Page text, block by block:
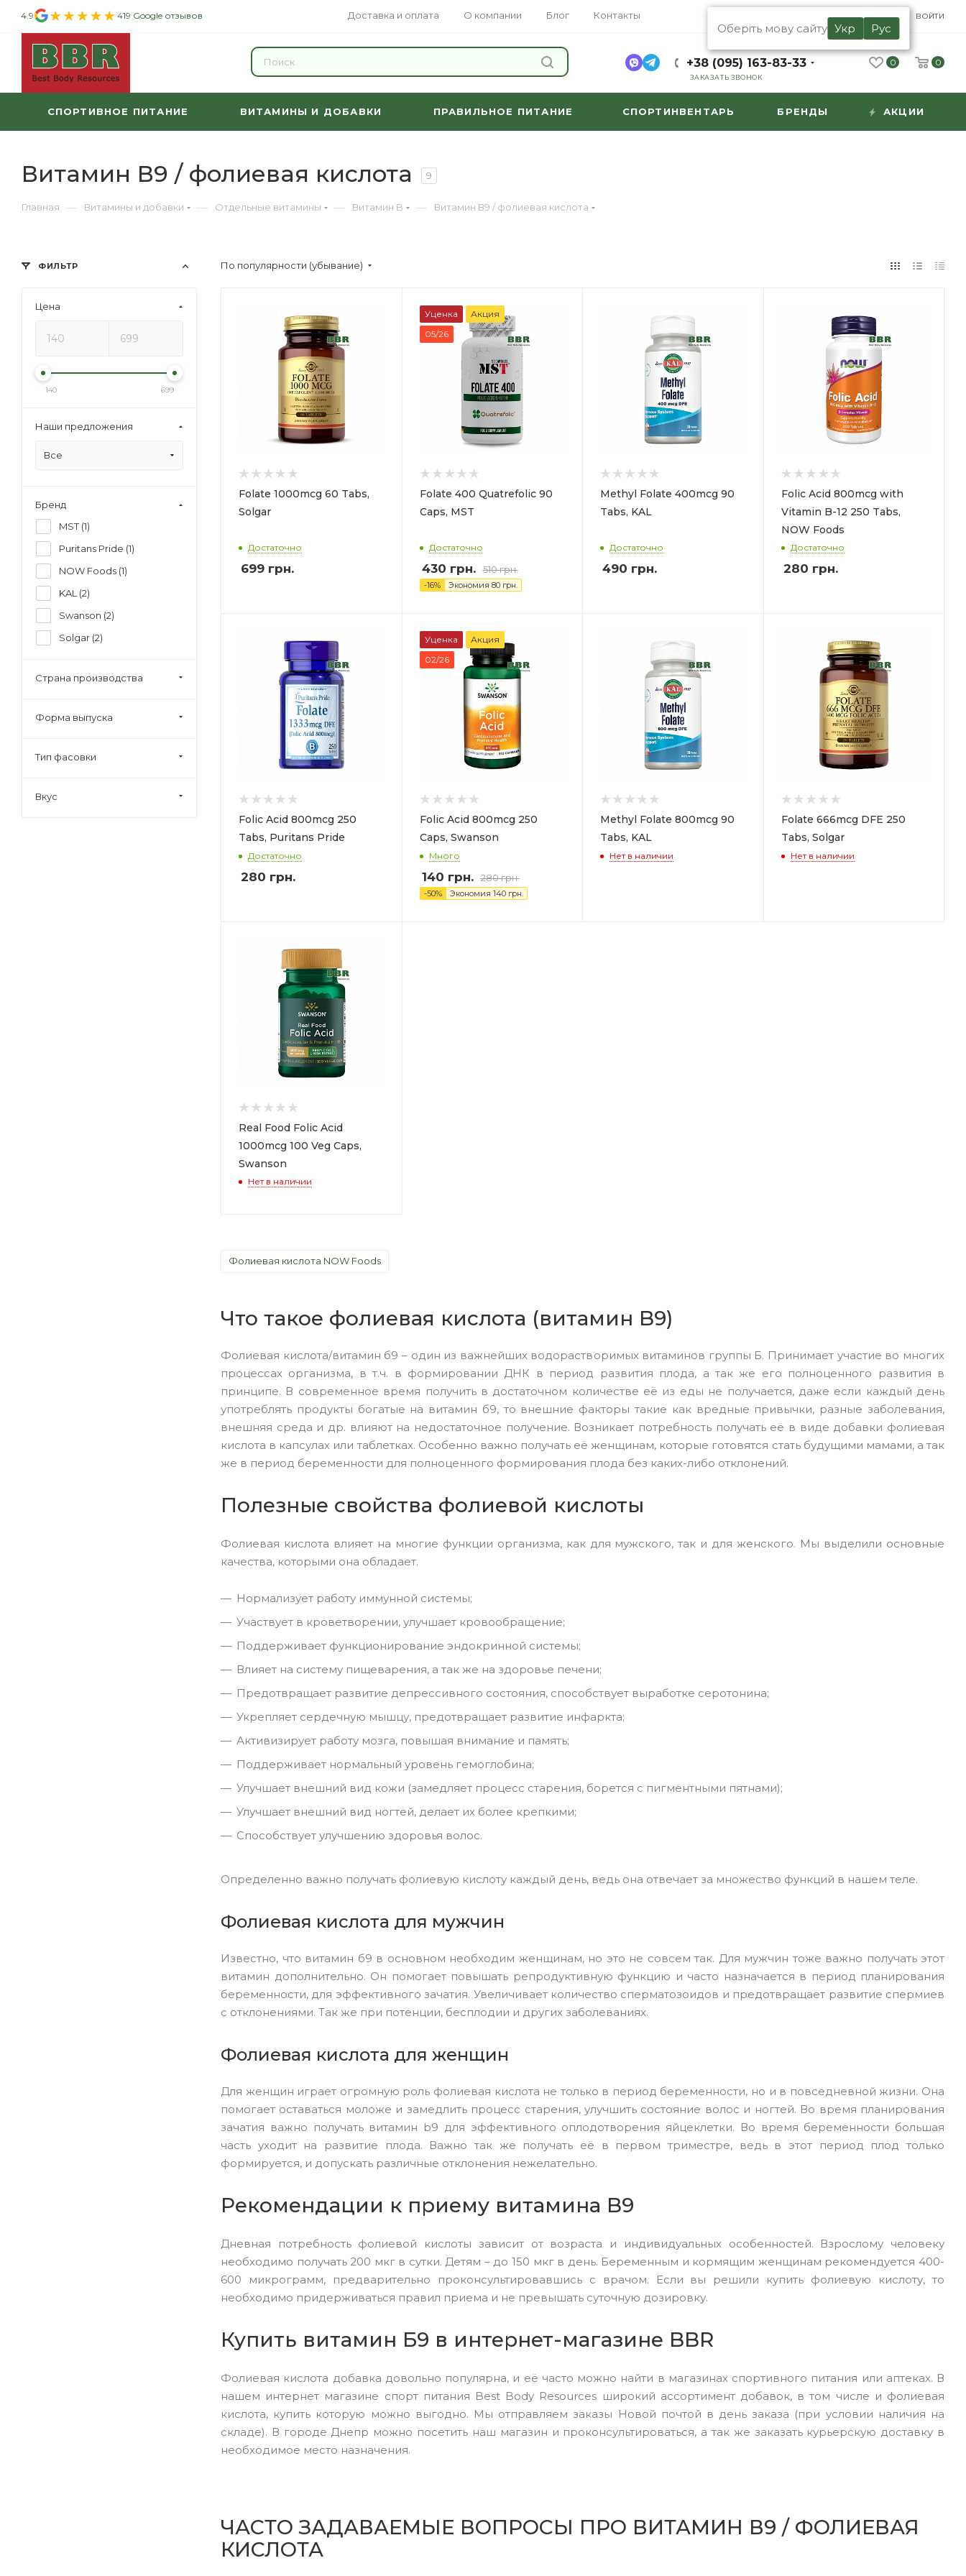
Доставка и оплата О компании Блог Контакты
4.9 419 Google отзывов RU
Оберіть мову сайту Укр Рус
ВОЙТИ
+38 (095) 163-83-33
ЗАКАЗАТЬ ЗВОНОК
0 0
СПОРТИВНОЕ ПИТАНИЕ ВИТАМИНЫ И ДОБАВКИ ПРАВИЛЬНОЕ ПИТАНИЕ СПОРТИНВЕНТАРЬ БРЕНДЫ АКЦИИ
Витамин В9 / фолиевая кислота 9
Главная — Витамины и добавки — Отдельные витамины — Витамин B — Витамин В9 / фолиевая кислота
По популярности (убывание)
Folate 1000mcg 60 Tabs,
Solgar
Достаточно
699 грн.
Уценка
Акция
05/26
Folate 400 Quatrefolic 90
Caps, MST
Достаточно
430 грн. 510грн.
-16% Экономия 80грн.
Methyl Folate 400mcg 90
Tabs, KAL
Достаточно
490 грн.
Folic Acid 800mcg with
Vitamin B-12 250 Tabs,
NOW Foods
Достаточно
280 грн.
Folic Acid 800mcg 250
Tabs, Puritans Pride
Достаточно
280 грн.
Уценка
Акция
02/26
Folic Acid 800mcg 250
Caps, Swanson
Много
140 грн. 280грн.
-50% Экономия 140грн.
Methyl Folate 800mcg 90
Tabs, KAL
Нет в наличии
Folate 666mcg DFE 250
Tabs, Solgar
Нет в наличии
Real Food Folic Acid
1000mcg 100 Veg Caps,
Swanson
Нет в наличии
Фолиевая кислота NOW Foods
Что такое фолиевая кислота (витамин B9)
Фолиевая кислота/витамин б9 – один из важнейших водорастворимых витаминов группы Б. Принимает участие во многих
процессах организма, в т.ч. в формировании ДНК в период развития плода, а так же его полноценного развития в
принципе. В современное время получить в достаточном количестве её из еды не получается, даже если каждый день
употреблять продукты богатые на витамин б9, то внешние факторы такие как вредные привычки, разные заболевания,
внешняя среда и др. влияют на недостаточное получение. Возникает потребность получать её в виде добавки фолиевая
кислота в капсулах или таблетках. Особенно важно получать её женщинам, которые готовятся стать будущими мамами, а так
же в период беременности для полноценного формирования плода без каких-либо отклонений.
Полезные свойства фолиевой кислоты
Фолиевая кислота влияет на многие функции организма, как для мужского, так и для женского. Мы выделили основные
качества, которыми она обладает.
Нормализует работу иммунной системы;
Участвует в кроветворении, улучшает кровообращение;
Поддерживает функционирование эндокринной системы;
Влияет на систему пищеварения, а так же на здоровье печени;
Предотвращает развитие депрессивного состояния, способствует выработке серотонина;
Укрепляет сердечную мышцу, предотвращает развитие инфаркта;
Активизирует работу мозга, повышая внимание и память;
Поддерживает нормальный уровень гемоглобина;
Улучшает внешний вид кожи (замедляет процесс старения, борется с пигментными пятнами);
Улучшает внешний вид ногтей, делает их более крепкими;
Способствует улучшению здоровья волос.
Определенно важно получать фолиевую кислоту каждый день, ведь она отвечает за множество функций в нашем теле.
Фолиевая кислота для мужчин
Известно, что витамин б9 в основном необходим женщинам, но это не совсем так. Для мужчин тоже важно получать этот
витамин дополнительно. Он помогает повышать репродуктивную функцию и часто назначается в период планирования
беременности, для эффективного зачатия. Увеличивает количество сперматозоидов и предотвращает развитие спермиев
с отклонениями. Так же при потенции, бесплодии и других заболеваниях.
Фолиевая кислота для женщин
Для женщин играет огромную роль фолиевая кислота не только в период беременности, но и в повседневной жизни. Она
помогает оставаться моложе и замедлить процесс старения, улучшить состояние волос и ногтей. Во время планирования
зачатия важно получать витамин b9 для эффективного оплодотворения яйцеклетки. Во время беременности большая
часть уходит на развитие плода. Важно так же получать её в первом триместре, ведь в этот период плод только
формируется, и допускать различные отклонения нежелательно.
Рекомендации к приему витамина B9
Дневная потребность фолиевой кислоты зависит от возраста и индивидуальных особенностей. Взрослому человеку
необходимо получать 200 мкг в сутки. Детям – до 150 мкг в день. Беременным и кормящим женщинам рекомендуется 400-
600 микрограмм, предварительно проконсультировавшись с врачом. Если вы решили купить фолиевую кислоту, то
необходимо придерживаться правил приема и не превышать суточную дозировку.
Купить витамин Б9 в интернет-магазине BBR
Фолиевая кислота добавка довольно популярна, и её часто можно найти в магазинах спортивного питания или аптеках. В
нашем интернет магазине спорт питания Best Body Resources широкий ассортимент добавок, в том числе и фолиевая
кислота, купить которую можно выгодно. Мы отправляем заказы Новой почтой в день заказа (при условии наличия на
складе). В городе Днепр можно посетить наш магазин и проконсультироваться, а так же заказать курьерскую доставку в
необходимое место назначения.
ЧАСТО ЗАДАВАЕМЫЕ ВОПРОСЫ ПРО ВИТАМИН В9 / ФОЛИЕВАЯ
КИСЛОТА
ФИЛЬТР
Цена
140 699
Наши предложения
Все
Бренд
MST (1)
Puritans Pride (1)
NOW Foods (1)
KAL (2)
Swanson (2)
Solgar (2)
Страна производства
Форма выпуска
Тип фасовки
Вкус